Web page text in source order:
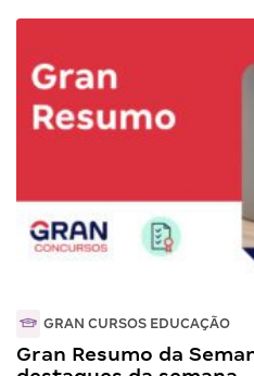
GRAN CURSOS EDUCAÇÃO
Gran Resumo da